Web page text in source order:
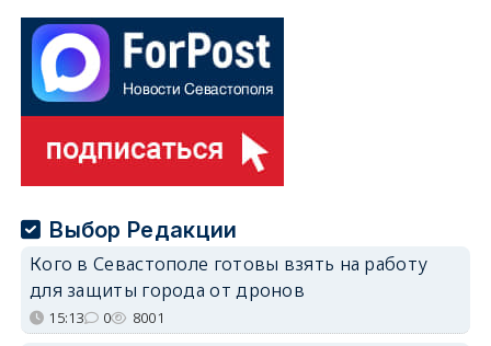
Выбор Редакции
Кого в Севастополе готовы взять на работу
для защиты города от дронов
15:13 0 8001